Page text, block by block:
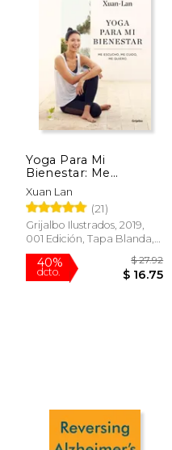
Yoga Para Mi
Bienestar: Me
Escucho, Me Cuido,
Me Quiero / Yoga for
My Well-Being:
Listening to Myself,
Caring for Myself,
Xuan Lan
(21)
Grijalbo Ilustrados, 2019,
001 Edición, Tapa Blanda,
Usado
40%